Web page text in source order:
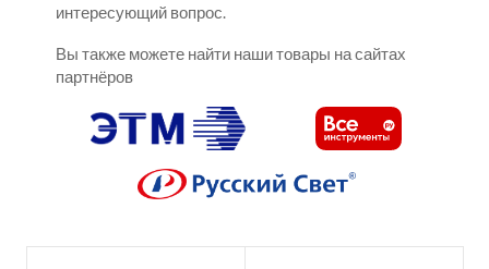
интересующий вопрос.
Вы также можете найти наши товары на сайтах
партнёров